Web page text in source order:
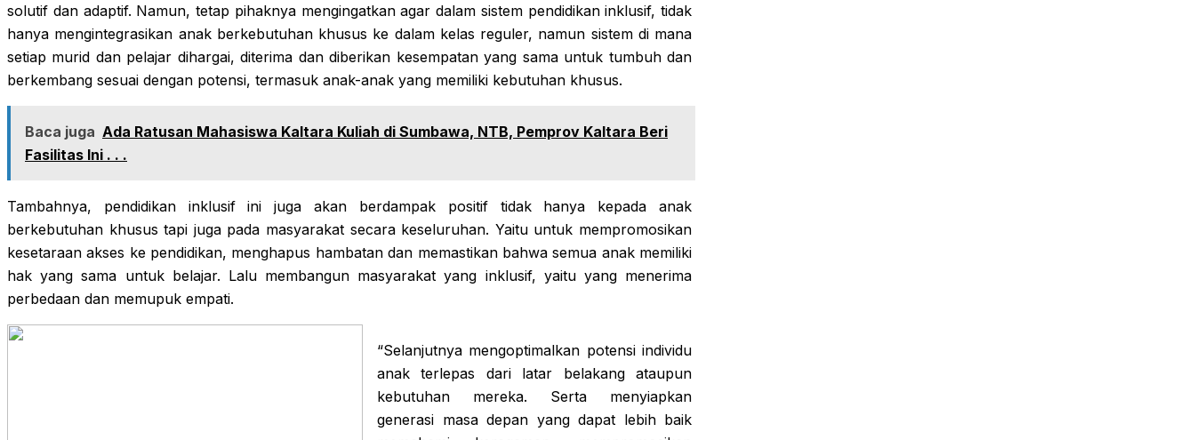
solutif dan adaptif. Namun, tetap pihaknya mengingatkan agar dalam sistem pendidikan inklusif, tidak
hanya mengintegrasikan anak berkebutuhan khusus ke dalam kelas reguler, namun sistem di mana
setiap murid dan pelajar dihargai, diterima dan diberikan kesempatan yang sama untuk tumbuh dan
berkembang sesuai dengan potensi, termasuk anak-anak yang memiliki kebutuhan khusus.
Baca juga Ada Ratusan Mahasiswa Kaltara Kuliah di Sumbawa, NTB, Pemprov Kaltara Beri
Fasilitas Ini . . .
Tambahnya, pendidikan inklusif ini juga akan berdampak positif tidak hanya kepada anak
berkebutuhan khusus tapi juga pada masyarakat secara keseluruhan. Yaitu untuk mempromosikan
kesetaraan akses ke pendidikan, menghapus hambatan dan memastikan bahwa semua anak memiliki
hak yang sama untuk belajar. Lalu membangun masyarakat yang inklusif, yaitu yang menerima
perbedaan dan memupuk empati.
“Selanjutnya mengoptimalkan potensi individu
anak terlepas dari latar belakang ataupun
kebutuhan mereka. Serta menyiapkan
generasi masa depan yang dapat lebih baik